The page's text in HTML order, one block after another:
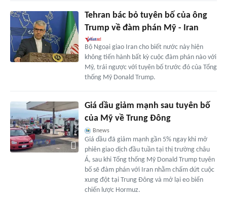
Tehran bác bỏ tuyên bố của ông
Trump về đàm phán Mỹ - Iran
Bộ Ngoại giao Iran cho biết nước này hiện
không tiến hành bất kỳ cuộc đàm phán nào với
Mỹ, trái ngược với tuyên bố trước đó của Tổng
thống Mỹ Donald Trump.
Giá dầu giảm mạnh sau tuyên bố
của Mỹ về Trung Đông
Bnews
Giá dầu đã giảm mạnh gần 5% ngay khi mở
phiên giao dịch đầu tuần tại thị trường châu
Á, sau khi Tổng thống Mỹ Donald Trump tuyên
bố sẽ đàm phán với Iran nhằm chấm dứt cuộc
xung đột tại Trung Đông và mở lại eo biển
chiến lược Hormuz.